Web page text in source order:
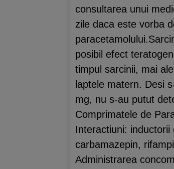
consultarea unui
zile daca este vorba
posibil efect
timpul sarcinii, mai
laptele matern. Desi
mg, nu s-au putut
Comprimatele de
Interactiuni:
carbamazepin,
Administrarea